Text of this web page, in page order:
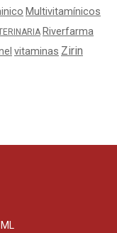
Multivitamínicos
Riverfarma
vitaminas Zirin